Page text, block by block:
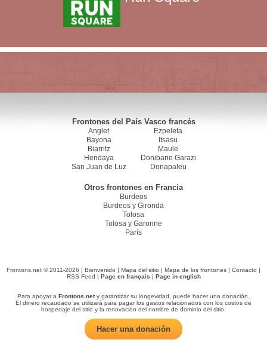
Frontones del País Vasco francés
Anglet
Bayona
Biarritz
Hendaya
San Juan de Luz
Ezpeleta
Itsasu
Maule
Donibane Garazi
Donapaleu
Otros frontones en Francia
Burdeos
Burdeos y Gironda
Tolosa
Tolosa y Garonne
París
Frontons.net © 2011-2026 | Bienvenido | Mapa del sitio | Mapa de los frontones | Contacto |
RSS Feed | Page en français | Page in english
Para apoyar a Frontons.nety garantizar su longevidad, puede hacer una donación.
El dinero recaudado se utilizará para pagar los gastos relacionados con los costos de
hospedaje del sitio y la renovación del nombre de dominio del sitio.
Hacer una donación